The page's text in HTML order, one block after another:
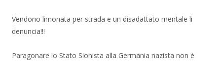
Vendono limonata per strada e un disadattato mentale li
denuncia!!!
Paragonare lo Stato Sionista alla Germania nazista non è